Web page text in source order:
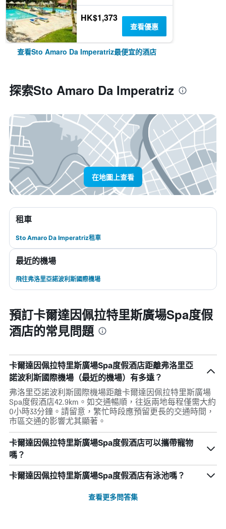
HK$1,373
查看優惠
查看Sto Amaro Da Imperatriz最便宜的酒店
探索Sto Amaro Da Imperatriz
在地圖上查看
租車
Sto Amaro Da Imperatriz租車
最近的機場
飛往弗洛里亞諾波利斯國際機場
預訂卡爾達因佩拉特里斯廣場Spa度假
酒店的常見問題
卡爾達因佩拉特里斯廣場Spa度假酒店距離弗洛里亞
諾波利斯國際機場（最近的機場）有多遠？
弗洛里亞諾波利斯國際機場距離卡爾達因佩拉特里斯廣場
Spa度假酒店42.9km。如交通暢順，往返兩地每程僅需大約
0小時33分鐘。請留意，繁忙時段應預留更長的交通時間，
市區交通的影響尤其顯著。
卡爾達因佩拉特里斯廣場Spa度假酒店可以攜帶寵物
嗎？
卡爾達因佩拉特里斯廣場Spa度假酒店有泳池嗎？
查看更多問答集